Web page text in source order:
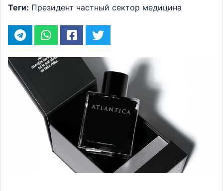
Теги: Президент частный сектор медицина